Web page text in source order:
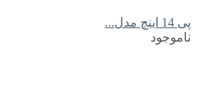
پی 14 اینچ مدل...
ناموجود